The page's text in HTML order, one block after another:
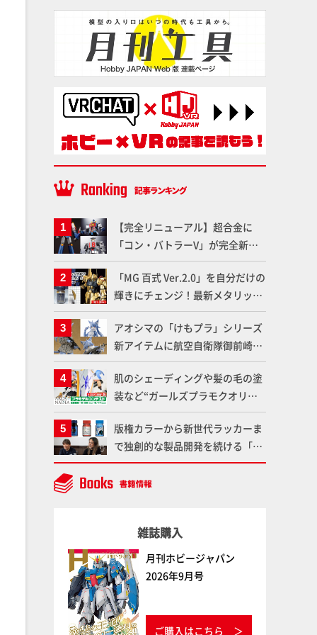
【完全リニューアル】超合金に
「コン・バトラーV」が完全新規
造形で登場！気になる仕様を試作
品の撮り下ろしでご紹介!!さらに
「大鉄人17」＆「ワンエイト」セ
ット情報もお届け！【超合金の
魂】
「MG 百式 Ver.2.0」を自分だけの
輝きにチェンジ！最新メタリック
塗料を使ってより金属感を増した
仕上がりに!!【試し読み】
アオシマの「けもプラ」シリーズ
新アイテムに航空自衛隊御前崎分
屯基地の公式キャラクターとして
誕生した「おまねこ」が着任！け
もプラ公式サイト限定版と通常版
の2ラインで発売！
肌のシェーディングや髪の毛の塗
装など“ガールズプラモクオリテ
ィアップ術”で仕上げる！カスタ
ム作例「白騎士ソフィエラ」が完
成！【「アルカナディアプラモデ
ルコンテスト」～8月17日（月）
11:59まで応募受付中】
版権カラーから新世代ラッカーま
で独創的な製品開発を続ける「ガ
イアノーツ」に塗料開発の裏側と
ラッカー塗料の未来についてイン
雑誌購入
月刊ホビージャパン
2026年9月号
ご購入はこちら